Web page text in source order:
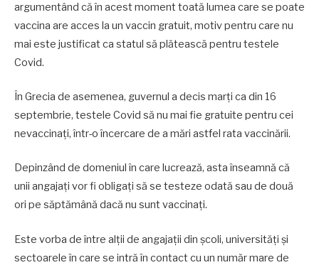
argumentând că în acest moment toată lumea care se poate
vaccina are acces la un vaccin gratuit, motiv pentru care nu
mai este justificat ca statul să plătească pentru testele
Covid.
În Grecia de asemenea, guvernul a decis marți ca din 16
septembrie, testele Covid să nu mai fie gratuite pentru cei
nevaccinați, într-o încercare de a mări astfel rata vaccinării.
Depinzând de domeniul în care lucrează, asta înseamnă că
unii angajați vor fi obligați să se testeze odată sau de două
ori pe săptămână dacă nu sunt vaccinați.
Este vorba de între alții de angajații din școli, universități și
sectoarele în care se intră în contact cu un număr mare de